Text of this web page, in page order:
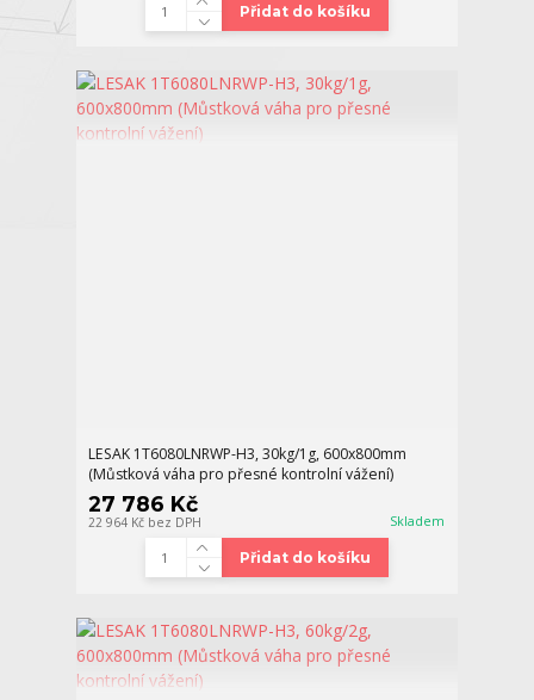
Přidat do košíku
LESAK 1T6080LNRWP-H3, 30kg/1g, 600x800mm
(Můstková váha pro přesné kontrolní vážení)
27 786 Kč
22 964 Kč bez DPH Skladem
Přidat do košíku